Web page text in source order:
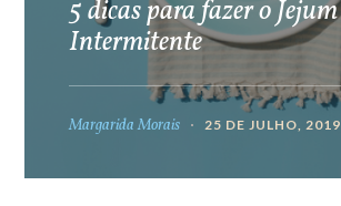
5 dicas para fazer o Jejum
Intermitente
Margarida Morais 25 DE JULHO, 2019